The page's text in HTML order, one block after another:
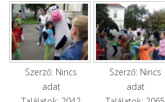
Szerző: Nincs
adat
Szerző: Nincs
adat